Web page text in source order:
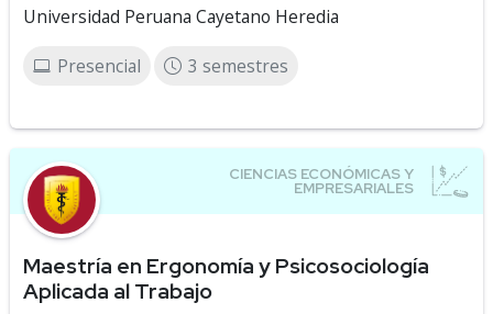
Universidad Peruana Cayetano Heredia
Presencial 3 semestres
Maestría en Ergonomía y Psicosociología
Aplicada al Trabajo